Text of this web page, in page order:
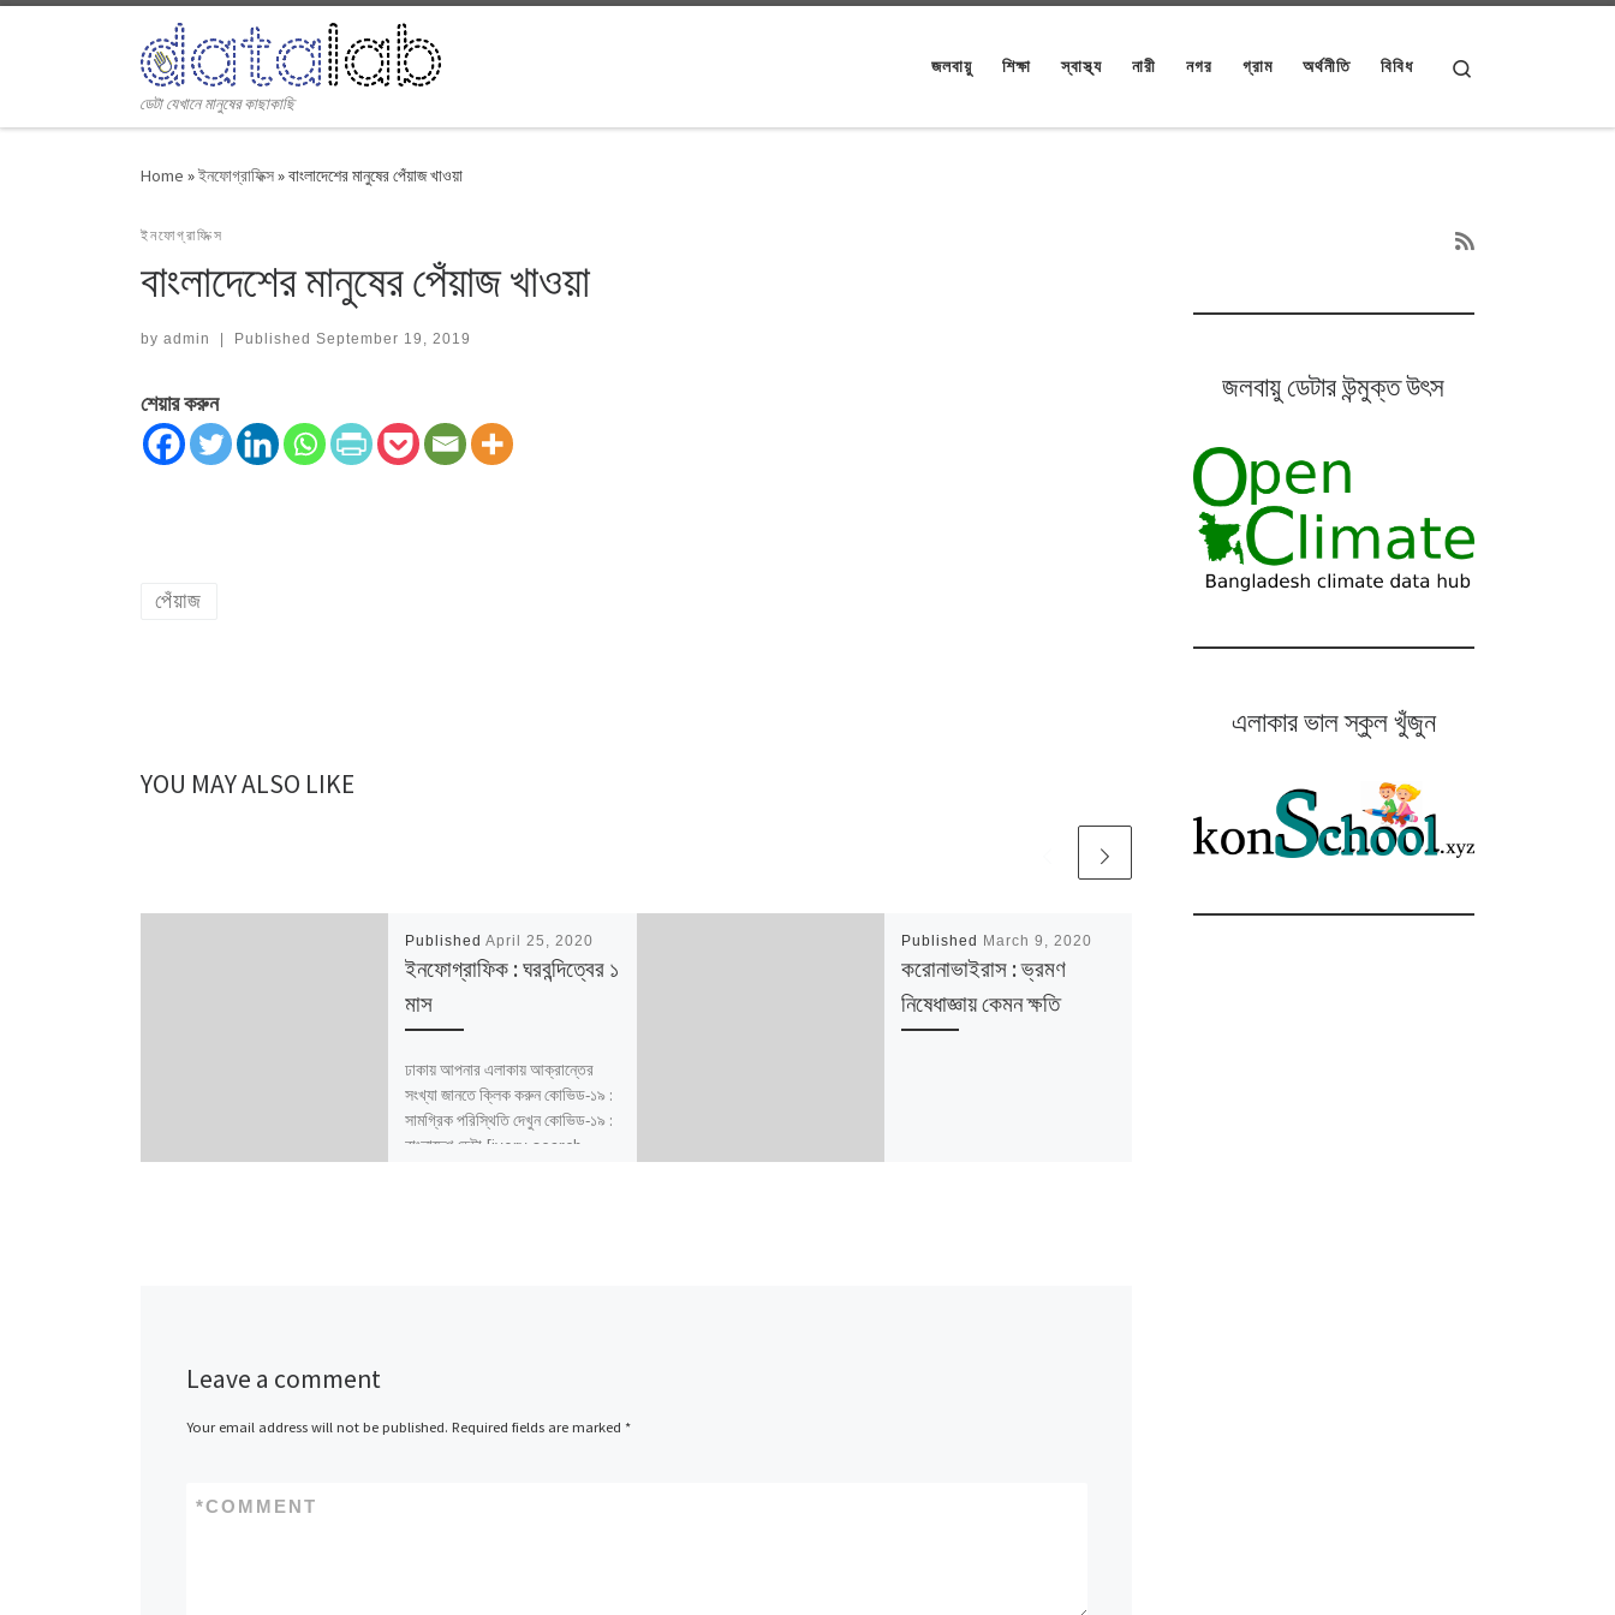
ডেটা যেখানে মানুষের কাছাকাছি
জলবায়ু শিক্ষা স্বাস্থ্য নারী নগর গ্রাম অর্থনীতি বিবিধ
Home »ইনফোগ্রাফিক্স»বাংলাদেশের মানুষের পেঁয়াজ খাওয়া
ইনফোগ্রাফিক্স
বাংলাদেশের মানুষের পেঁয়াজ খাওয়া
by admin | Published September 19, 2019
শেয়ার করুন
পেঁয়াজ
YOU MAY ALSO LIKE
PublishedApril 25, 2020
ইনফোগ্রাফিক : ঘরবন্দিত্বের ১
মাস
ঢাকায় আপনার এলাকায় আক্রান্তের
সংখ্যা জানতে ক্লিক করুন কোভিড-১৯ :
সামগ্রিক পরিস্থিতি দেখুন কোভিড-১৯ :
বাংলাদেশ ডেটা [ivory-search
Published March 9, 2020
করোনাভাইরাস : ভ্রমণ
নিষেধাজ্ঞায় কেমন ক্ষতি
Leave a comment
Your email address will not be published. Required fields are marked *
COMMENT
*
জলবায়ু ডেটার উন্মুক্ত উৎস
এলাকার ভাল স্কুল খুঁজুন